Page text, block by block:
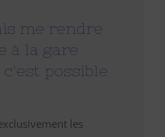
me rendre
à la gare
possible
les